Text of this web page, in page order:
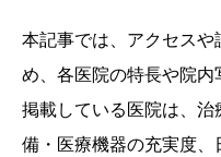
本記事では、アクセス
め、各医院の特長や院内
掲載している医院は、
備・医療機器の充実度